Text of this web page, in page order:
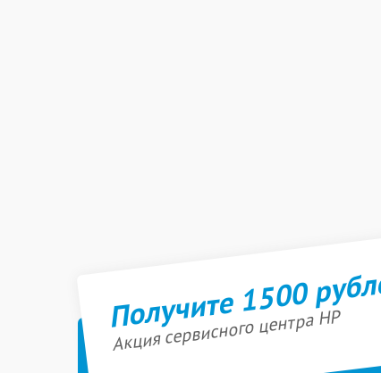
Получите 1500
Акция сервисного центра HP